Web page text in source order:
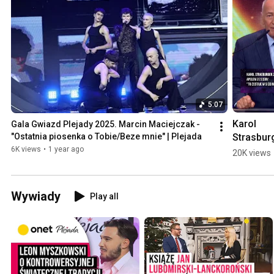
5:07
Gala Gwiazd Plejady 2025. Marcin Maciejczak -
"Ostatnia piosenka o Tobie/Beze mnie" | Plejada
6K views • 1 year ago
Karol
z apelem
zostaje
20K views
Wywiady Play all